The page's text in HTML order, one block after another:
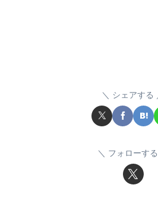
シェアする
フォローする